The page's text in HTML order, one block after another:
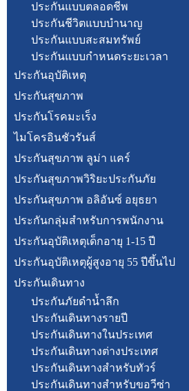
ประกันแบบตลอดชีพ
ประกันชีวิตแบบบำนาญ
ประกันแบบสะสมทรัพย์
ประกันแบบกำหนดระยะเวลา
ประกันอุบัติเหตุ
ประกันสุขภาพ
ประกันโรคมะเร็ง
ไมโครอินชัวรันส์
ประกันสุขภาพ ลูม่า แคร์
ประกันสุขภาพวิริยะประกันภัย
ประกันสุขภาพ อลิอันซ์ อยุธยา
ประกันกลุ่มสำหรับการพนักงาน
ประกันอุบัติเหตุเด็กอายุ 1-15 ปี
ประกันอุบัติเหตุผู้สูงอายุ 55 ปีขึ้นไป
ประกันเดินทาง
ประกันภัยดำน้ำลึก
ประกันเดินทางรายปี
ประกันเดินทางในประเทศ
ประกันเดินทางต่างประเทศ
ประกันเดินทางสำหรับทัวร์
ประกันเดินทางสำหรับขอวีซ่า